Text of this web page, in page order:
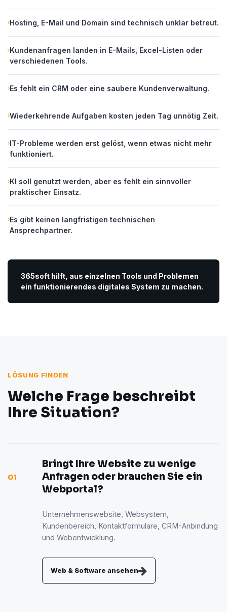
Hosting, E-Mail und Domain sind technisch unklar betreut.
Kundenanfragen landen in E-Mails, Excel-Listen oder
verschiedenen Tools.
Es fehlt ein CRM oder eine saubere Kundenverwaltung.
Wiederkehrende Aufgaben kosten jeden Tag unnötig Zeit.
IT-Probleme werden erst gelöst, wenn etwas nicht mehr
funktioniert.
KI soll genutzt werden, aber es fehlt ein sinnvoller
praktischer Einsatz.
Es gibt keinen langfristigen technischen
Ansprechpartner.
365soft hilft, aus einzelnen Tools und Problemen
ein funktionierendes digitales System zu machen.
LÖSUNG FINDEN
Welche Frage beschreibt
Ihre Situation?
01
Bringt Ihre Website zu wenige
Anfragen oder brauchen Sie ein
Webportal?
Unternehmenswebsite, Websystem,
Kundenbereich, Kontaktformulare, CRM-Anbindung
und Webentwicklung.
Web & Software ansehen